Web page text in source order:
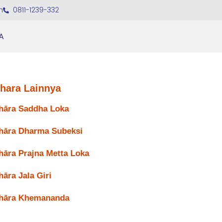
0811-1239-332
Lainnya
Saddha Loka
Dharma Subeksi
Prajna Metta Loka
Jala Giri
Khemananda